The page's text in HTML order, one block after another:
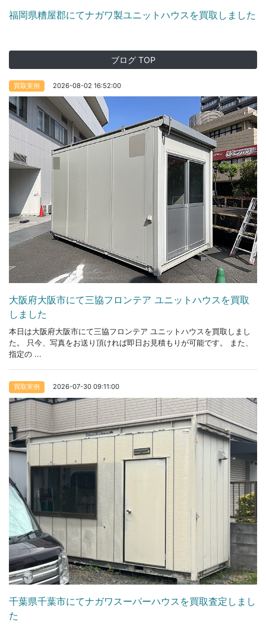
福岡県糟屋郡にてナガワ製ユニットハウスを買取しました
ブログ TOP
買取実例 2026-08-02 16:52:00
大阪府大阪市にて三協フロンテア ユニットハウスを買取
しました
本日は大阪府大阪市にて三協フロンテア ユニットハウスを買取しまし
た。 只今、写真をお送り頂ければ即日お見積もりが可能です。 また、
指定の ...
買取実例 2026-07-30 09:11:00
千葉県千葉市にてナガワスーパーハウスを買取査定しまし
た